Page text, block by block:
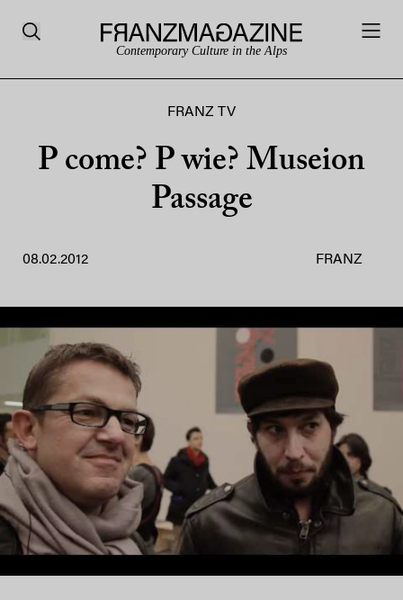
Contemporary Culture in the Alps
FRANZ TV
P come? P wie? Museion
Passage
08.02.2012 FRANZ